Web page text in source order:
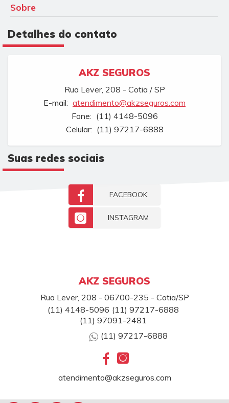
Sobre
Detalhes do contato
AKZ SEGUROS
Rua Lever, 208 - Cotia / SP
E-mail: atendimento@akzseguros.com
Fone: (11) 4148-5096
Celular: (11) 97217-6888
Suas redes sociais
FACEBOOK
INSTAGRAM
AKZ SEGUROS
Rua Lever, 208 - 06700-235 - Cotia/SP
(11) 4148-5096 (11) 97217-6888
(11) 97091-2481
(11) 97217-6888
atendimento@akzseguros.com